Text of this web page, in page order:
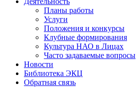
Планы работы
Услуги
Положения и конкурсы
Клубные формирования
Культура НАО в Лицах
Часто задаваемые вопросы
Новости
Библиотека ЭКЦ
Обратная связь